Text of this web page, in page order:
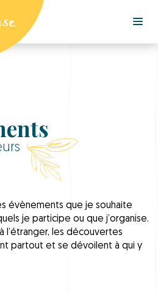
évènements que je souhaite
je participe ou que j’organise.
l’étranger, les découvertes
partout et se dévoilent à qui y